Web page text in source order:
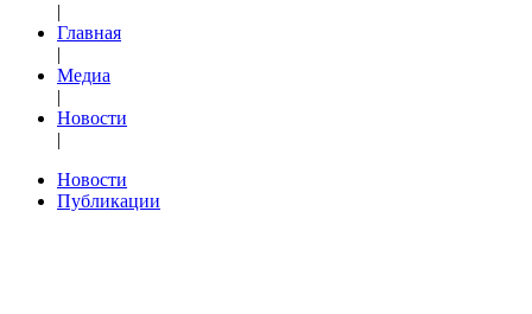
|
Главная
|
Медиа
|
Новости
|
Новости
Публикации